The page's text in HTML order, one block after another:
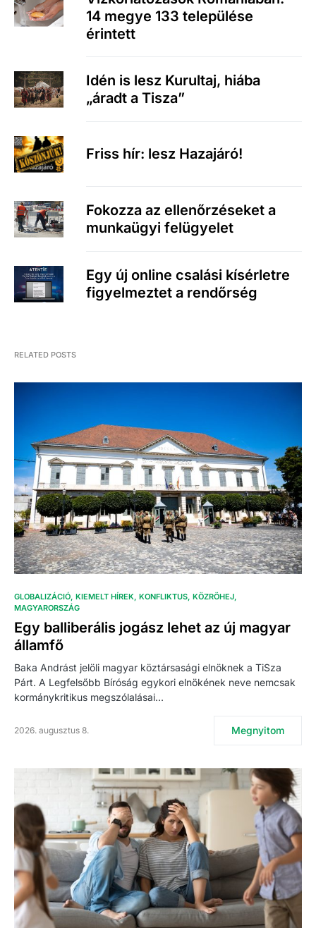
14 megye 133 települése
érintett
Idén is lesz Kurultaj, hiába
„áradt a Tisza”
Friss hír: lesz Hazajáró!
Fokozza az ellenőrzéseket a
munkaügyi felügyelet
Egy új online csalási kísérletre
figyelmeztet a rendőrség
RELATED POSTS
GLOBALIZÁCIÓ KIEMELT HÍREK KONFLIKTUS KÖZRÖHEJ
MAGYARORSZÁG
Egy balliberális jogász lehet az új magyar
államfő
Baka Andrást jelöli magyar köztársasági elnöknek a TiSza
Párt. A Legfelsőbb Bíróság egykori elnökének neve nemcsak
kormánykritikus megszólalásai…
2026. augusztus 8. Megnyitom